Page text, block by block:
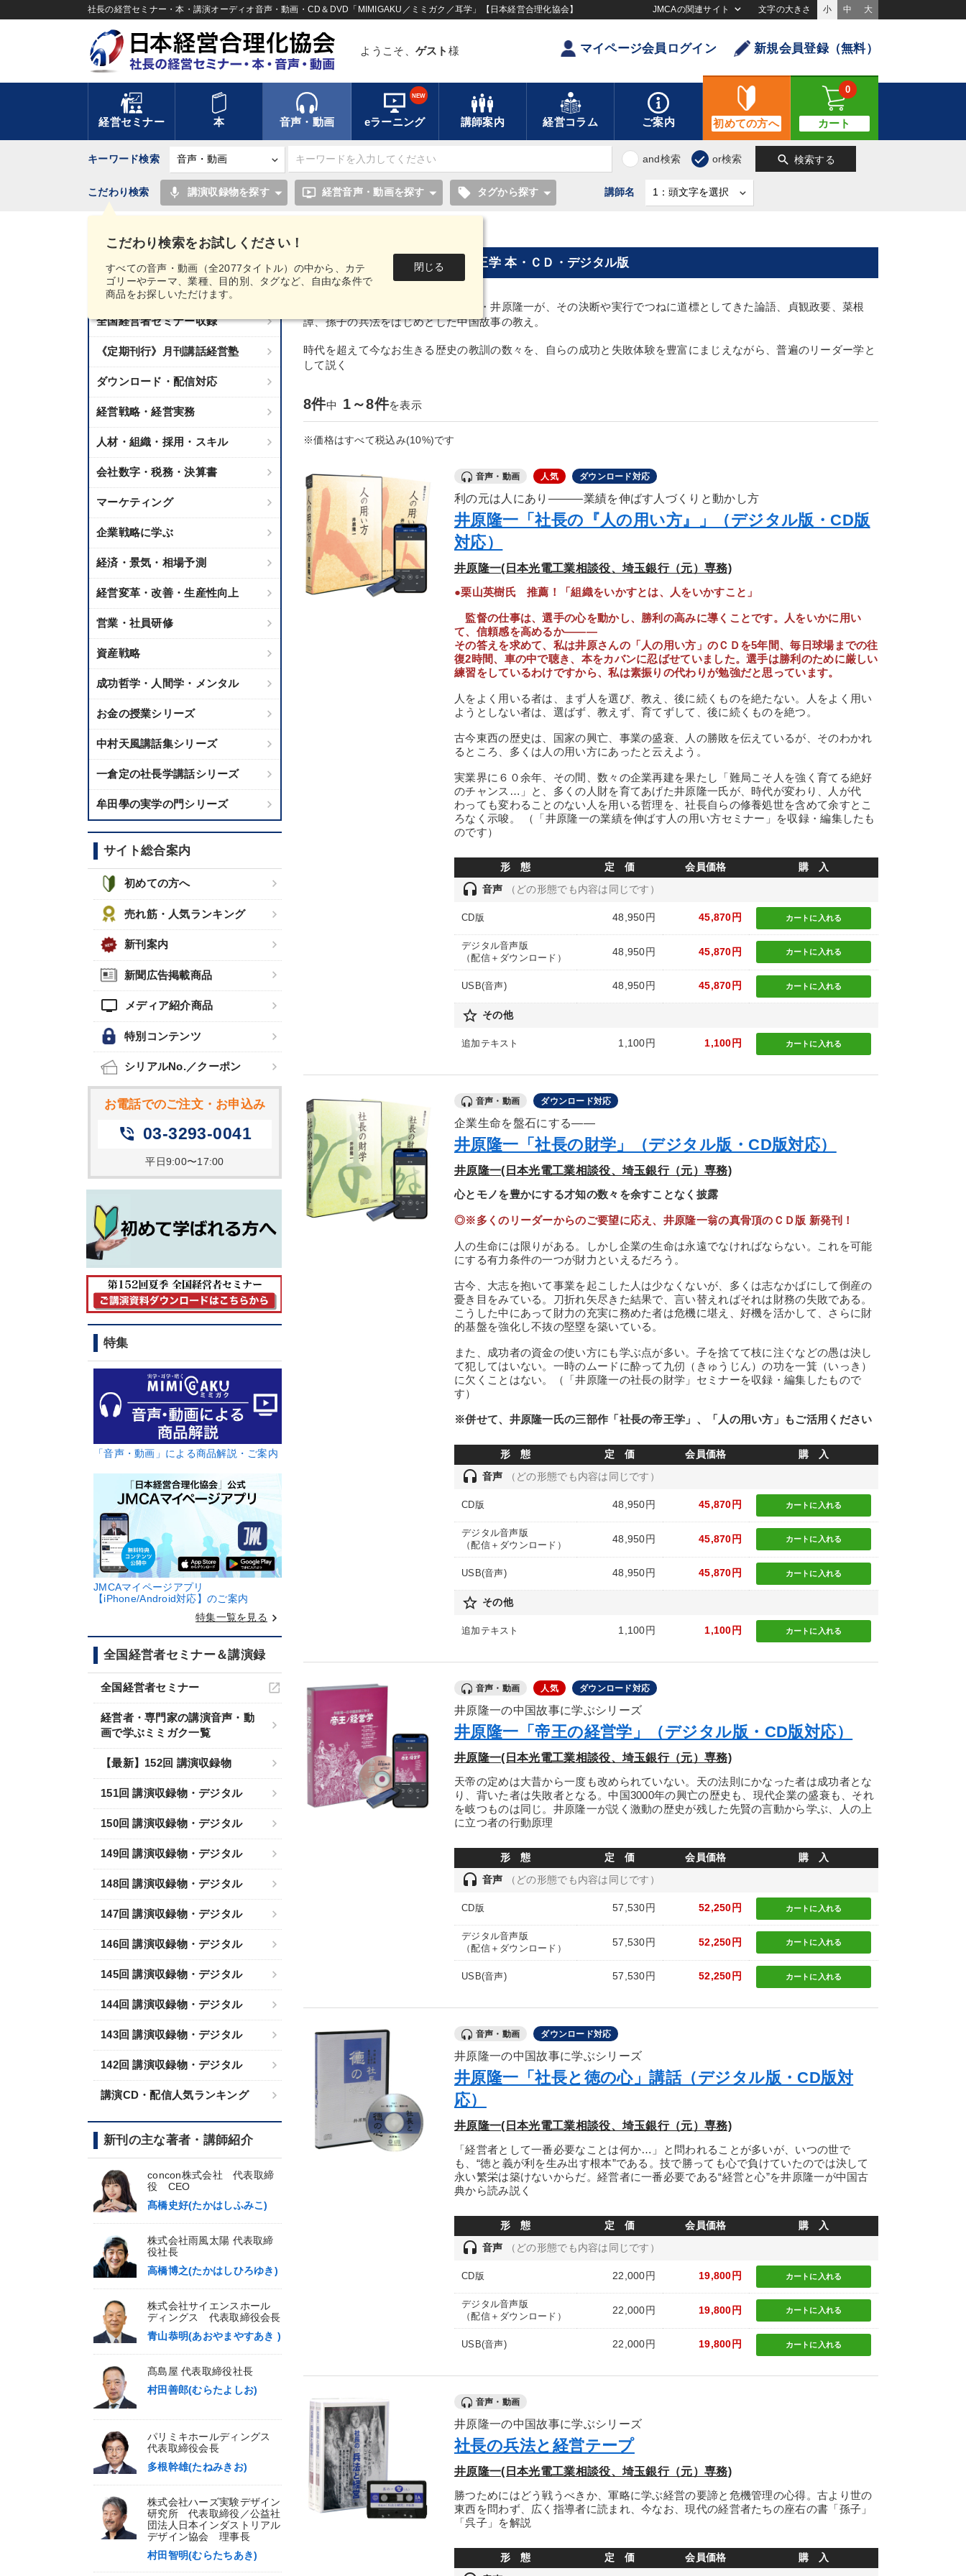
社長の経営セミナー・本・講演オーディオ音声・動画・CD＆DVD「MIMIGAKU／ミミガク／耳学」【日本経営合理化協会】 JMCAの関連サイト 文字の大きさ 小 中 大
ようこそ、 ゲスト 様 マイページ会員ログイン 新規会員登録（無料）
経営セミナー 本 音声・動画 eラーニング
NEW
講師案内 経営コラム ご案内 初めての方へ カート
0
キーワード検索 and検索 or検索 search 検索する
こだわり検索をお試しください！
すべての音声・動画（全2077タイトル）の中から、カテ
ゴリーやテーマ、業種、目的別、タグなど、自由な条件で
商品をお探しいただけます。
閉じる
こだわり検索 mic 講演収録物を探す ondemand_video 経営音声・動画を探す local_offer タグから探す 講師名
講話音声・動画カテゴリー
新刊音声・動画のご案内
全国経営者セミナー収録
《定期刊行》月刊講話経営塾
ダウンロード・配信対応
経営戦略・経営実務
人材・組織・採用・スキル
会社数字・税務・決算書
マーケティング
企業戦略に学ぶ
経済・景気・相場予測
経営変革・改善・生産性向上
営業・社員研修
資産戦略
成功哲学・人間学・メンタル
お金の授業シリーズ
中村天風講話集シリーズ
一倉定の社長学講話シリーズ
牟田學の実学の門シリーズ
サイト総合案内
初めての方へ
売れ筋・人気ランキング
新刊案内
新聞広告掲載商品
tv メディア紹介商品
特別コンテンツ
シリアルNo.／クーポン
お電話でのご注文・お申込み
phone_in_talk 03-3293-0041
平日9:00〜17:00
特集
「音声・動画」による商品解説・ご案内
JMCAマイページアプリ
【iPhone/Android対応】のご案内
特集一覧を見る keyboard_arrow_right
全国経営者セミナー＆講演録
全国経営者セミナー
経営者・専門家の講演音声・動
画で学ぶミミガク一覧
【最新】152回 講演収録物
151回 講演収録物・デジタル
150回 講演収録物・デジタル
149回 講演収録物・デジタル
148回 講演収録物・デジタル
147回 講演収録物・デジタル
146回 講演収録物・デジタル
145回 講演収録物・デジタル
144回 講演収録物・デジタル
143回 講演収録物・デジタル
142回 講演収録物・デジタル
講演CD・配信人気ランキング
新刊の主な著者・講師紹介
concon株式会社 代表取締
役 CEO
髙橋史好(たかはしふみこ)
株式会社雨風太陽 代表取締
役社長
高橋博之(たかはしひろゆき)
株式会社サイエンスホール
ディングス 代表取締役会長
青山恭明(あおやまやすあき )
髙島屋 代表取締役社長
村田善郎(むらたよしお)
パリミキホールディングス
代表取締役会長
多根幹雄(たねみきお)
株式会社ハーズ実験デザイン
研究所 代表取締役／公益社
団法人日本インダストリアル
デザイン協会 理事長
村田智明(むらたちあき)
井原隆一の中国故事に学ぶ帝王学 本・ＣＤ・デジタル版
数々の企業再建で知られる名経営者・井原隆一が、その決断や実行でつねに道標としてきた論語、貞観政要、菜根
譚、孫子の兵法をはじめとした中国故事の教え。
時代を超えて今なお生きる歴史の教訓の数々を、自らの成功と失敗体験を豊富にまじえながら、普遍のリーダー学と
して説く
8件中 1～8件を表示
※価格はすべて税込み(10%)です
音声・動画 人気 ダウンロード対応
利の元は人にあり―――業績を伸ばす人づくりと動かし方
井原隆一「社長の『人の用い方』」（デジタル版・CD版
対応）
井原隆一(日本光電工業相談役、埼玉銀行（元）専務)
●栗山英樹氏 推薦！「組織をいかすとは、人をいかすこと」
監督の仕事は、選手の心を動かし、勝利の高みに導くことです。人をいかに用い
て、信頼感を高めるか―――
その答えを求めて、私は井原さんの「人の用い方」のＣＤを5年間、毎日球場までの往
復2時間、車の中で聴き、本をカバンに忍ばせていました。選手は勝利のために厳しい
練習をしているわけですから、私は素振りの代わりが勉強だと思っています。
人をよく用いる者は、まず人を選び、教え、後に続くものを絶たない。人をよく用い
ようとしない者は、選ばず、教えず、育てずして、後に続くものを絶つ。
古今東西の歴史は、国家の興亡、事業の盛衰、人の勝敗を伝えているが、そのわかれ
るところ、多くは人の用い方にあったと云えよう。
実業界に６０余年、その間、数々の企業再建を果たし「難局こそ人を強く育てる絶好
のチャンス…」と、多くの人財を育てあげた井原隆一氏が、時代が変わり、人が代
わっても変わることのない人を用いる哲理を、社長自らの修養処世を含めて余すとこ
ろなく示唆。 （「井原隆一の業績を伸ばす人の用い方セミナー」を収録・編集したも
のです）
形 態 定 価 会員価格 購 入
headset 音声 （どの形態でも内容は同じです）
CD版 48,950円 45,870円 カートに 入れる
デジタル音声版
（配信＋ダウンロード）
48,950円 45,870円 カートに 入れる
USB(音声) 48,950円 45,870円 カートに 入れる
star_border その他
追加テキスト 1,100円 1,100円 カートに 入れる
音声・動画 ダウンロード対応
企業生命を盤石にする――
井原隆一「社長の財学」（デジタル版・CD版対応）
井原隆一(日本光電工業相談役、埼玉銀行（元）専務)
心とモノを豊かにする才知の数々を余すことなく披露
◎※多くのリーダーからのご要望に応え、井原隆一翁の真骨頂のＣＤ版 新発刊！
人の生命には限りがある。しかし企業の生命は永遠でなければならない。これを可能
にする有力条件の一つが財力といえるだろう。
古今、大志を抱いて事業を起こした人は少なくないが、多くは志なかばにして倒産の
憂き目をみている。刀折れ矢尽きた結果で、言い替えればそれは財務の失敗である。
こうした中にあって財力の充実に務めた者は危機に堪え、好機を活かして、さらに財
的基盤を強化し不抜の堅塁を築いている。
また、成功者の資金の使い方にも学ぶ点が多い。子を捨てて枝に注ぐなどの愚は決し
て犯してはいない。一時のムードに酔って九仞（きゅうじん）の功を一箕（いっき）
に欠くことはない。（「井原隆一の社長の財学」セミナーを収録・編集したもので
す）
※併せて、井原隆一氏の三部作「社長の帝王学」、「人の用い方」もご活用ください
形 態 定 価 会員価格 購 入
headset 音声 （どの形態でも内容は同じです）
CD版 48,950円 45,870円 カートに 入れる
デジタル音声版
（配信＋ダウンロード）
48,950円 45,870円 カートに 入れる
USB(音声) 48,950円 45,870円 カートに 入れる
star_border その他
追加テキスト 1,100円 1,100円 カートに 入れる
音声・動画 人気 ダウンロード対応
井原隆一の中国故事に学ぶシリーズ
井原隆一「帝王の経営学」（デジタル版・CD版対応）
井原隆一(日本光電工業相談役、埼玉銀行（元）専務)
天帝の定めは大昔から一度も改められていない。天の法則にかなった者は成功者とな
り、背いた者は失敗者となる。中国3000年の興亡の歴史も、現代企業の盛衰も、それ
を岐つものは同じ。井原隆一が説く激動の歴史が残した先賢の言動から学ぶ、人の上
に立つ者の行動原理
形 態 定 価 会員価格 購 入
headset 音声 （どの形態でも内容は同じです）
CD版 57,530円 52,250円 カートに 入れる
デジタル音声版
（配信＋ダウンロード）
57,530円 52,250円 カートに 入れる
USB(音声) 57,530円 52,250円 カートに 入れる
音声・動画 ダウンロード対応
井原隆一の中国故事に学ぶシリーズ
井原隆一「社長と徳の心」講話（デジタル版・CD版対
応）
井原隆一(日本光電工業相談役、埼玉銀行（元）専務)
「経営者として一番必要なことは何か…」と問われることが多いが、いつの世で
も、“徳と義が利を生み出す根本”である。技で勝っても心で負けていたのでは決して
永い繁栄は築けないからだ。経営者に一番必要である“経営と心”を井原隆一が中国古
典から読み説く
形 態 定 価 会員価格 購 入
headset 音声 （どの形態でも内容は同じです）
CD版 22,000円 19,800円 カートに 入れる
デジタル音声版
（配信＋ダウンロード）
22,000円 19,800円 カートに 入れる
USB(音声) 22,000円 19,800円 カートに 入れる
音声・動画
井原隆一の中国故事に学ぶシリーズ
社長の兵法と経営テープ
井原隆一(日本光電工業相談役、埼玉銀行（元）専務)
勝つためにはどう戦うべきか、軍略に学ぶ経営の要諦と危機管理の心得。古より世の
東西を問わず、広く指導者に読まれ、今なお、現代の経営者たちの座右の書「孫子」
「呉子」を解説
形 態 定 価 会員価格 購 入